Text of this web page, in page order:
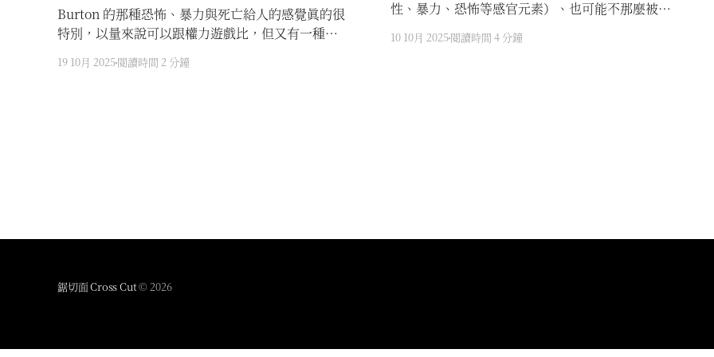
Burton 的那種恐怖、暴力與死亡給人的感覺真的很
特別，以量來說可以跟權力遊戲比，但又有一種寓
19 10月 2025 閱讀時間 2 分鐘
性、暴力、恐怖等感官元素）、也可能不那麼被學
10 10月 2025閱讀時間 4 分鐘
鋸切面 Cross Cut© 2026